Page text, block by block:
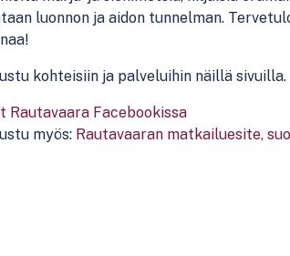
luonnon ja aidon tunnelman.
kohteisiin ja palveluihin näillä sivuilla.
Rautavaara Facebookissa
myös: Rautavaaran matkailuesite,